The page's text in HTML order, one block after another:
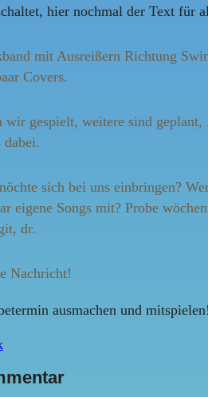
hier nochmal der Text für
mit Ausreißern Richtung
Covers.
wir gespielt, weitere sind
dabei.
sich bei uns einbringen?
eigene Songs mit? Probe
dr.
Nachricht!
ausmachen und mitspielen!